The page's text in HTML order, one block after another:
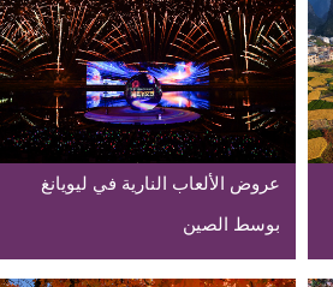
عروض الألعاب النارية في ليويانغ
بوسط الصين